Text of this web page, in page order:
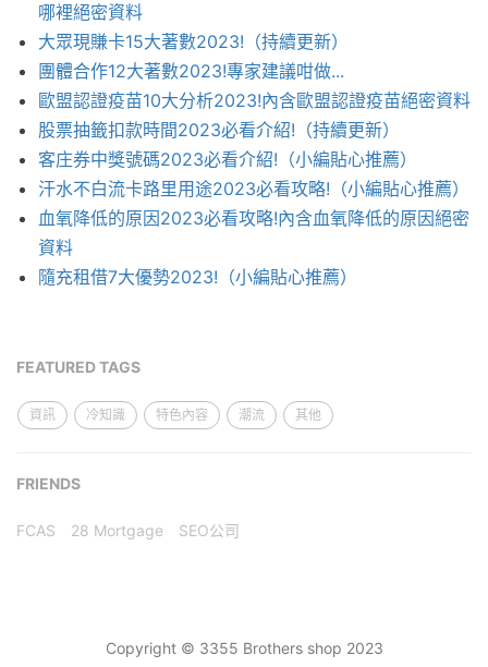
哪裡絕密資料
大眾現賺卡15大著數2023!（持續更新）
團體合作12大著數2023!專家建議咁做...
歐盟認證疫苗10大分析2023!內含歐盟認證疫苗絕密資料
股票抽籤扣款時間2023必看介紹!（持續更新）
客庄券中獎號碼2023必看介紹!（小編貼心推薦）
汗水不白流卡路里用途2023必看攻略!（小編貼心推薦）
血氧降低的原因2023必看攻略!內含血氧降低的原因絕密
資料
隨充租借7大優勢2023!（小編貼心推薦）
FEATURED TAGS
資訊 冷知識 特色內容 潮流 其他
FRIENDS
FCAS 28 Mortgage SEO公司
Copyright © 3355 Brothers shop 2023